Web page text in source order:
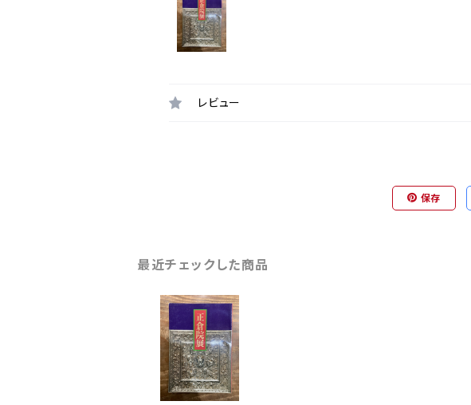
レビュー
保存
最近チェックした商品